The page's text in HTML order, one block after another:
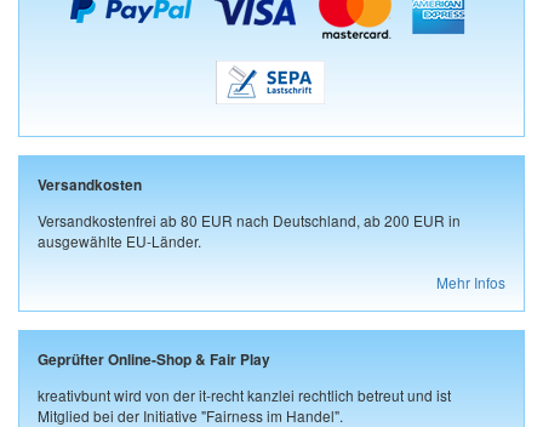
Versandkosten
Versandkostenfrei ab 80 EUR nach Deutschland, ab 200 EUR in
ausgewählte EU-Länder.
Mehr Infos
Geprüfter Online-Shop & Fair Play
kreativbunt wird von der it-recht kanzlei rechtlich betreut und ist
Mitglied bei der Initiative "Fairness im Handel".